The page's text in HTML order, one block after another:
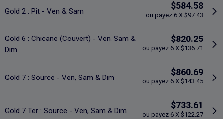
Gold 2 : Pit - Ven & Sam
$584.58
ou payez 6 X $97.43
Gold 6 : Chicane (Couvert) - Ven, Sam &
Dim
$820.25
ou payez 6 X $136.71
Gold 7 : Source - Ven, Sam & Dim
$860.69
ou payez 6 X $143.45
Gold 7 Ter : Source - Ven, Sam & Dim
$733.61
ou payez 6 X $122.27